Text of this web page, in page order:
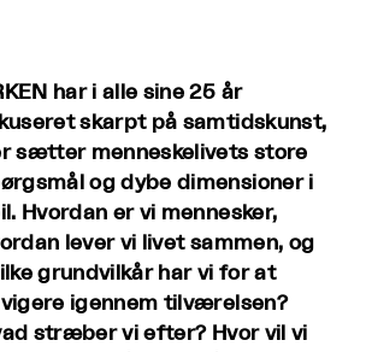
har i alle sine 25 år
skarpt på samtidskunst,
sætter menneskelivets store
og dybe dimensioner i
Hvordan er vi mennesker,
lever vi livet sammen, og
grundvilkår har vi for at
igennem tilværelsen?
stræber vi efter? Hvor vil vi